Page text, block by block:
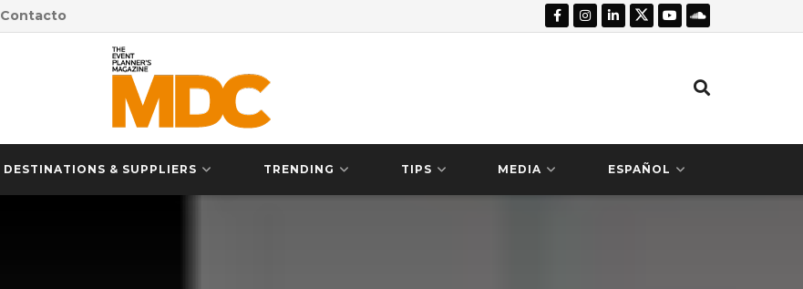
Contacto
DESTINATIONS & SUPPLIERS TRENDING TIPS MEDIA ESPAÑOL